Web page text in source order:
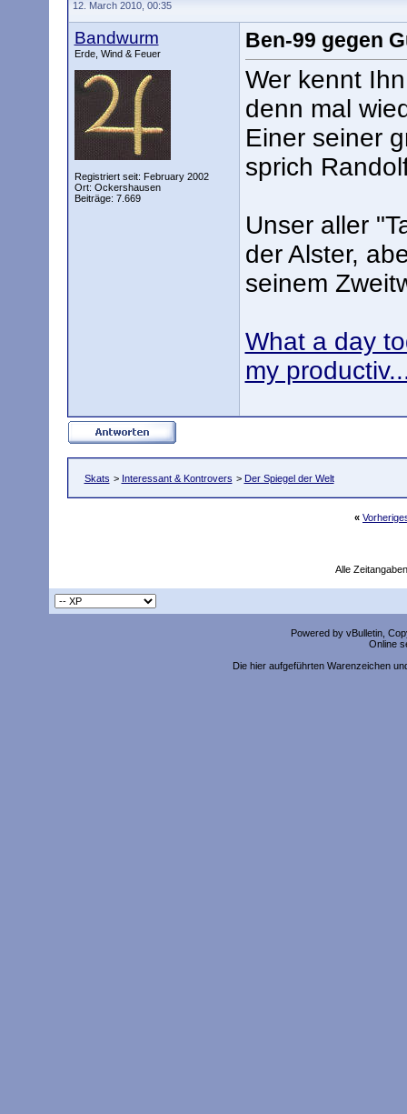
12. March 2010, 00:35
Bandwurm
Erde, Wind & Feuer
Registriert seit: February 2002
Ort: Ockershausen
Beiträge: 7.669
Ben-99 gegen
Wer kennt
denn mal
Einer seiner
sprich
Unser aller
der Alster,
seinem
What a day
my
Skats > Interessant & Kontrovers > Der Spiegel der Welt
«
Alle
Powered by vBulletin,
Online
Die hier aufgeführten Warenzeichen